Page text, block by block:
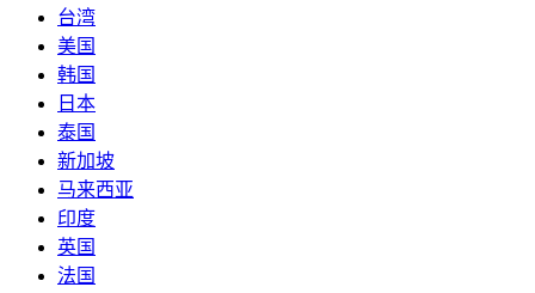
台湾
美国
韩国
日本
泰国
新加坡
马来西亚
印度
英国
法国